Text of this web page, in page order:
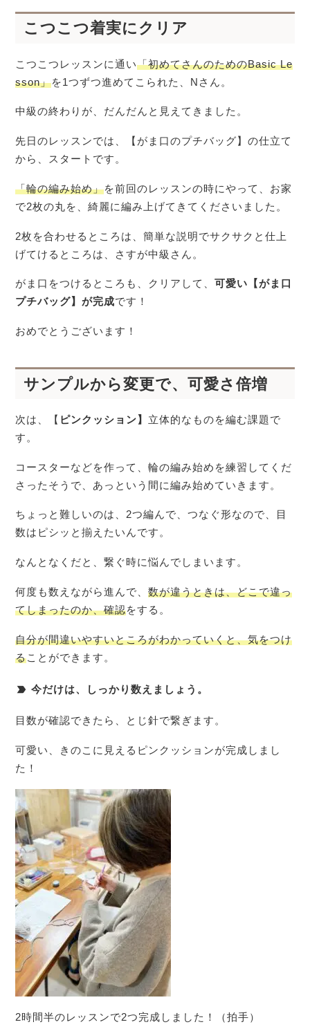
こつこつ着実にクリア
こつこつレッスンに通い「初めてさんのためのBasic Le
sson」を1つずつ進めてこられた、Nさん。
中級の終わりが、だんだんと見えてきました。
先日のレッスンでは、【がま口のプチバッグ】の仕立て
から、スタートです。
「輪の編み始め」を前回のレッスンの時にやって、お家
で2枚の丸を、綺麗に編み上げてきてくださいました。
2枚を合わせるところは、簡単な説明でサクサクと仕上
げてけるところは、さすが中級さん。
がま口をつけるところも、クリアして、可愛い【がま口
プチバッグ】が完成です！
おめでとうございます！
サンプルから変更で、可愛さ倍増
次は、【 ピンクッション】 立体的なものを編む課題で
す。
コースターなどを作って、輪の編み始めを練習してくだ
さったそうで、あっという間に編み始めていきます。
ちょっと難しいのは、2つ編んで、つなぐ形なので、目
数はピシッと揃えたいんです。
なんとなくだと、繋ぐ時に悩んでしまいます。
何度も数えながら進んで、数が違うときは、どこで違っ
てしまったのか、確認をする。
自分が間違いやすいところがわかっていくと、気をつけ
ることができます。
今だけは、しっかり数えましょう。
目数が確認できたら、とじ針で繋ぎます。
可愛い、きのこに見えるピンクッションが完成しまし
た！
2時間半のレッスンで2つ完成しました！（拍手）